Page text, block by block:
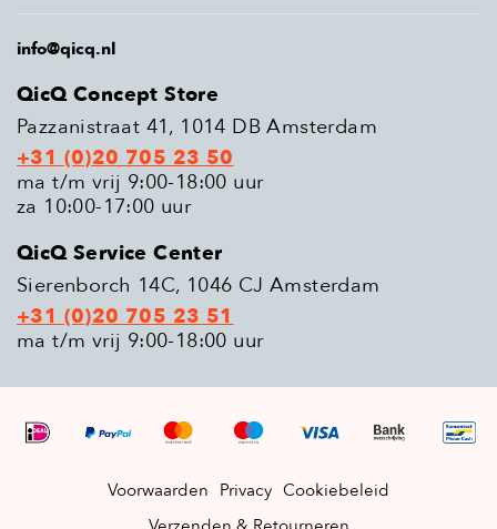
info@qicq.nl
QicQ Concept Store
Pazzanistraat 41, 1014 DB Amsterdam
+31 (0)20 705 23 50
ma t/m vrij 9:00-18:00 uur
za 10:00-17:00 uur
QicQ Service Center
Sierenborch 14C, 1046 CJ Amsterdam
+31 (0)20 705 23 51
ma t/m vrij 9:00-18:00 uur
Voorwaarden Privacy Cookiebeleid